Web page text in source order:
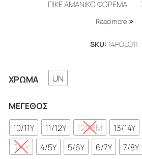
ΠΙΚΕ ΑΜΑΝΙΚΟ ΦΟΡΕΜΑ
Read more
SKU: 14POLO11
ΧΡΏΜΑ UN
ΜΈΓΕΘΟΣ
10/11Y
11/12Y 12/18M 13/14Y
3/4Y
4/5Y 5/6Y 6/7Y 7/8Y